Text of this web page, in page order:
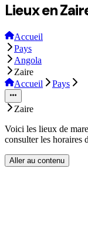
Lieux en
Accueil
Pays
Angola
Zaire
Accueil
Pays
Zaire
Voici les lieux de
consulter les horaires
Aller au contenu